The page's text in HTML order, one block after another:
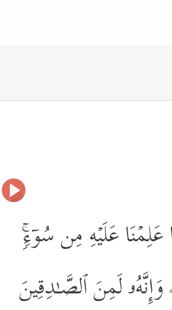
عَلَیۡهِ مِن سُوۤءࣲۚ
لَمِنَ ٱلصَّـٰدِقِینَ